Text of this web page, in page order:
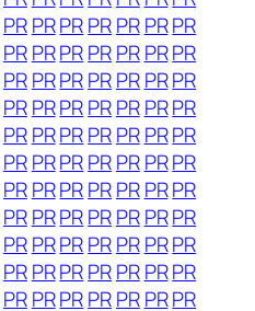
PRPRPRPRPR PRPR
PRPRPRPRPR PRPR
PRPRPRPRPR PRPR
PRPRPRPRPR PRPR
PRPRPRPRPR PRPR
PRPRPRPRPR PRPR
PRPRPRPRPR PRPR
PRPRPRPRPR PRPR
PRPRPRPRPR PRPR
PRPRPRPRPR PRPR
PRPRPRPRPR PRPR